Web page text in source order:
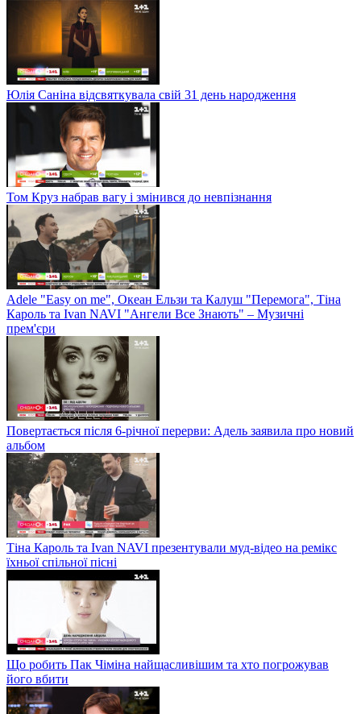
Юлія Саніна відсвяткувала свій 31 день народження
Том Круз набрав вагу і змінився до невпізнання
Adele "Easy on me", Океан Ельзи та Калуш "Перемога", Тіна
Кароль та Ivan NAVI "Ангели Все Знають" – Музичні
прем'єри
Повертається після 6-річної перерви: Адель заявила про новий
альбом
Тіна Кароль та Ivan NAVI презентували муд-відео на ремікс
їхньої спільної пісні
Що робить Пак Чіміна найщасливішим та хто погрожував
його вбити